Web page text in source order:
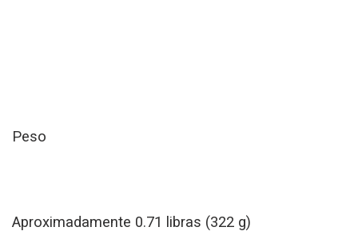
Peso
Aproximadamente 0.71 libras (322 g)